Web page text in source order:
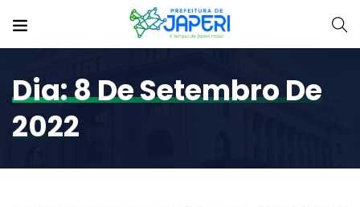
Dia:8 De Setembro De
2022